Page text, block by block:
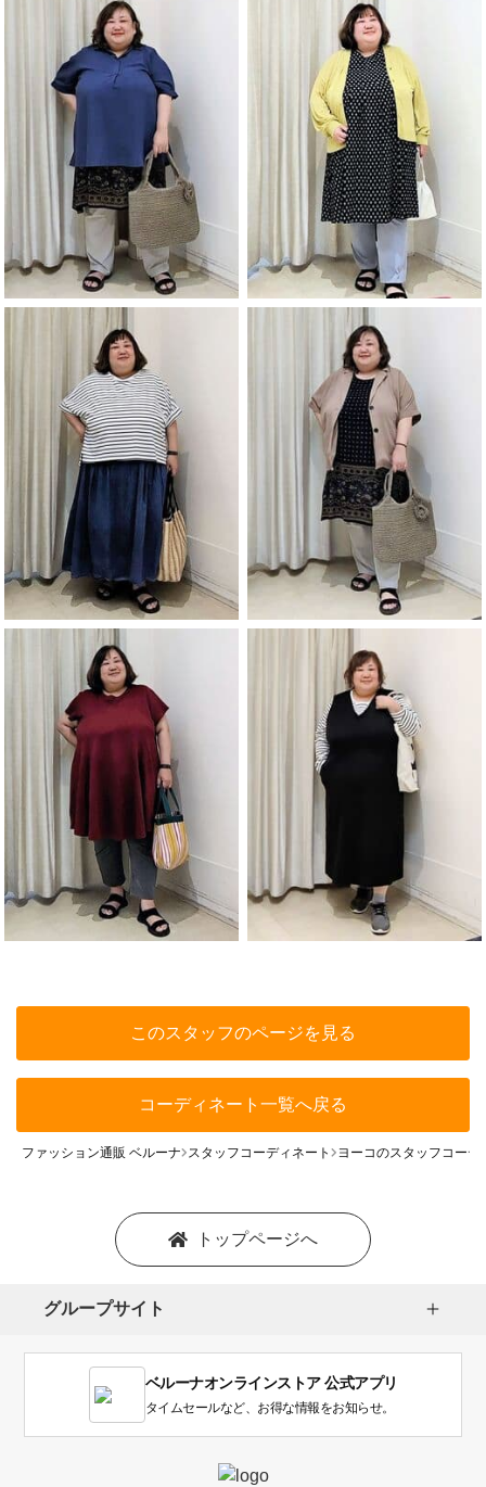
このスタッフのページを見る
コーディネート一覧へ戻る
ファッション通販 ベルーナ スタッフコーディネート ヨーコのスタッフコーデ
トップページへ
グループサイト
ベルーナオンラインストア 公式アプリ
タイムセールなど、お得な情報をお知らせ。